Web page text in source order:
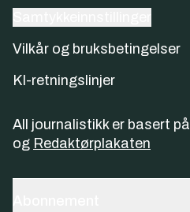
Vilkår og bruksbetingelser
KI-retningslinjer
All journalistikk er basert på
og Redaktørplakaten